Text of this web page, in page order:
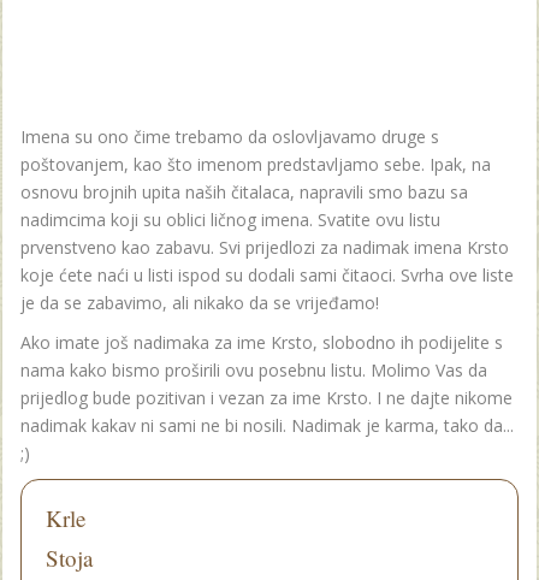
Imena su ono čime trebamo da oslovljavamo druge s
poštovanjem, kao što imenom predstavljamo sebe. Ipak, na
osnovu brojnih upita naših čitalaca, napravili smo bazu sa
nadimcima koji su oblici ličnog imena. Svatite ovu listu
prvenstveno kao zabavu. Svi prijedlozi za nadimak imena Krsto
koje ćete naći u listi ispod su dodali sami čitaoci. Svrha ove liste
je da se zabavimo, ali nikako da se vrijeđamo!
Ako imate još nadimaka za ime Krsto, slobodno ih podijelite s
nama kako bismo proširili ovu posebnu listu. Molimo Vas da
prijedlog bude pozitivan i vezan za ime Krsto. I ne dajte nikome
nadimak kakav ni sami ne bi nosili. Nadimak je karma, tako da...
;)
Krle
Stoja